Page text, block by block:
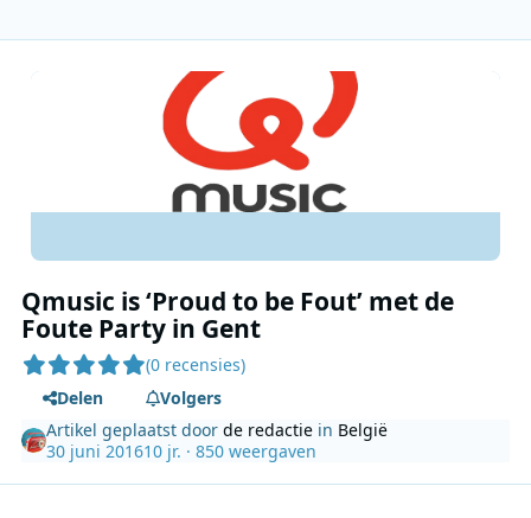
Qmusic is ‘Proud to be Fout’ met de
Foute Party in Gent
(0 recensies)
Delen
Volgers
Artikel geplaatst doorde redactie in België
30 juni 201610 jr. · 850 weergaven